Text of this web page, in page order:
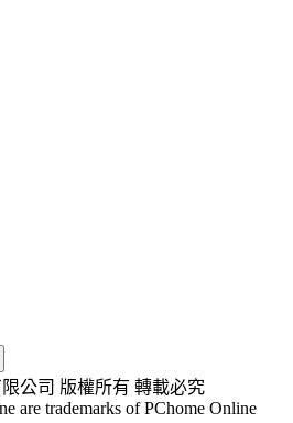
公司 版權所有 轉載必究
are trademarks of PChome Online